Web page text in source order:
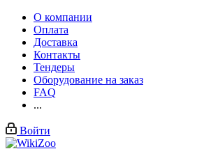
О компании
Оплата
Доставка
Контакты
Тендеры
Оборудование на заказ
FAQ
...
Войти